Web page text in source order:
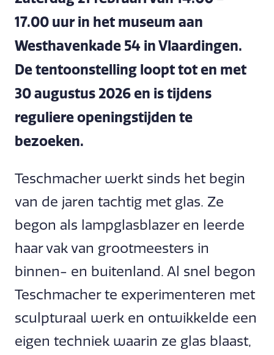
17.00 uur in het museum aan
Westhavenkade 54 in Vlaardingen.
De tentoonstelling loopt tot en met
30 augustus 2026 en is tijdens
reguliere openingstijden te
bezoeken.
Teschmacher werkt sinds het begin
van de jaren tachtig met glas. Ze
begon als lampglasblazer en leerde
haar vak van grootmeesters in
binnen- en buitenland. Al snel begon
Teschmacher te experimenteren met
sculpturaal werk en ontwikkelde een
eigen techniek waarin ze glas blaast,